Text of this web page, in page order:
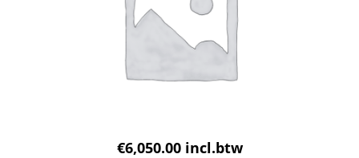
€6,050.00 incl.btw